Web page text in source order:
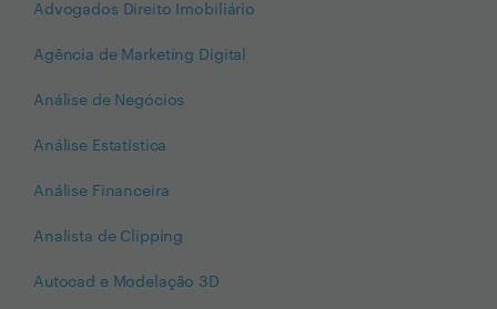
Advogados Direito Imobiliário
Agência de Marketing Digital
Análise de Negócios
Análise Estatística
Análise Financeira
Analista de Clipping
Autocad e Modelação 3D